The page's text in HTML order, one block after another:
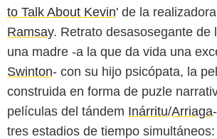
to Talk About Kevin' de la
Ramsay. Retrato desasosegante de
una madre -a la que da vida una
Swinton- con su hijo psicópata, la
construida en forma de puzle
películas del tándem Inárritu/Arriaga
tres estadios de tiempo